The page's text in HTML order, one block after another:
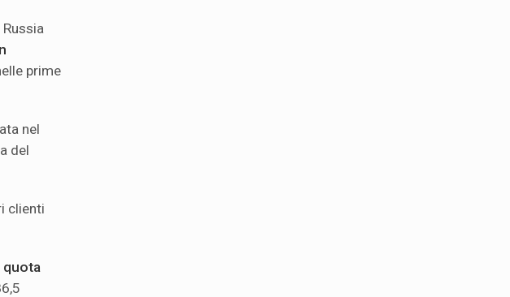
prime
nel
del
clienti
quota